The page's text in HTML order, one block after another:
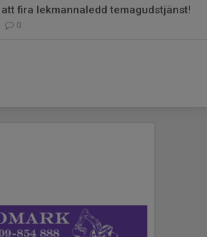
fira lekmannaledd temagudstjänst!
0